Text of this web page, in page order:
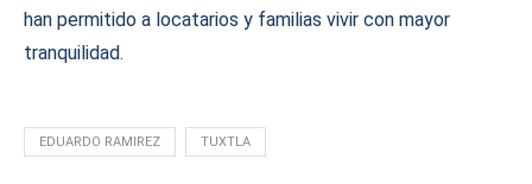
han permitido a locatarios y familias vivir con mayor
tranquilidad.
EDUARDO RAMIREZ TUXTLA